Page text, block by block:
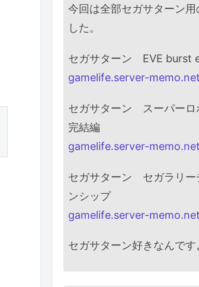
今回は全部セガサターン
した。
セガサターン EVE burst
gamelife.server-
セガサターン スーパーロ
完結編
gamelife.server-
セガサターン セガラリー
ンシップ
gamelife.server-
セガサターン好きなんです